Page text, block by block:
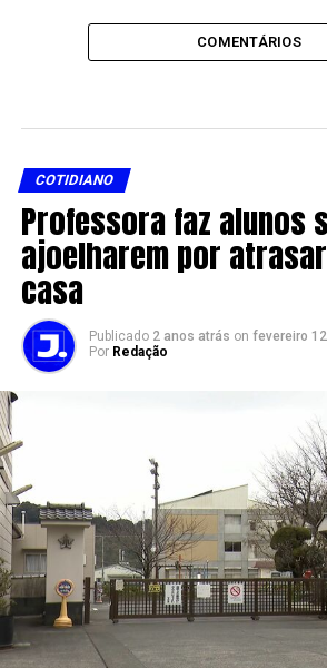
COMENTÁRIOS
COTIDIANO
Professora faz alunos
ajoelharem por
casa
Publicado 2 anos atrás on fevereiro
Por Redação